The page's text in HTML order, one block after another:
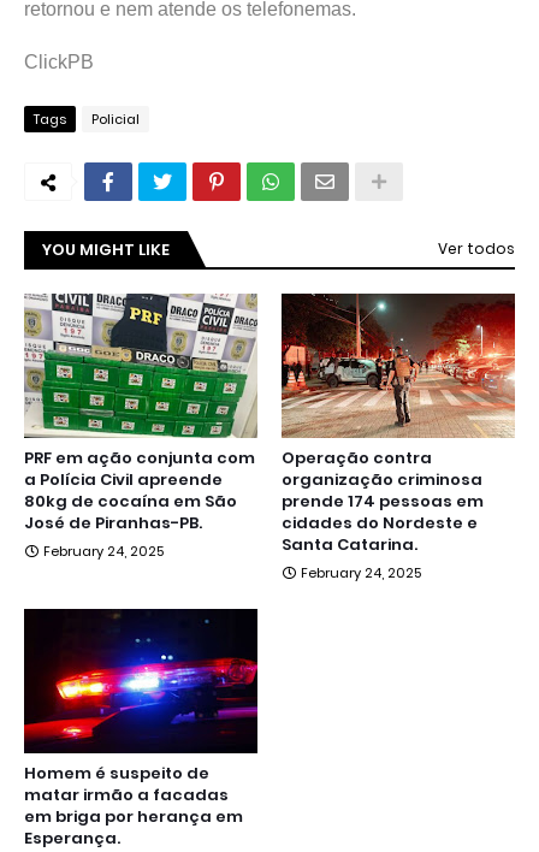
retornou e nem atende os telefonemas.
ClickPB
Tags Policial
YOU MIGHT LIKE Ver todos
PRF em ação conjunta com
a Polícia Civil apreende
80kg de cocaína em São
José de Piranhas-PB.
February 24, 2025
Operação contra
organização criminosa
prende 174 pessoas em
cidades do Nordeste e
Santa Catarina.
February 24, 2025
Homem é suspeito de
matar irmão a facadas
em briga por herança em
Esperança.